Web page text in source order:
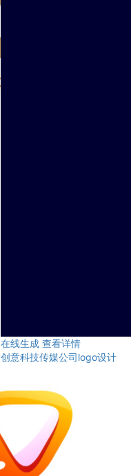
在线生成 查看详情
创意科技传媒公司logo设计